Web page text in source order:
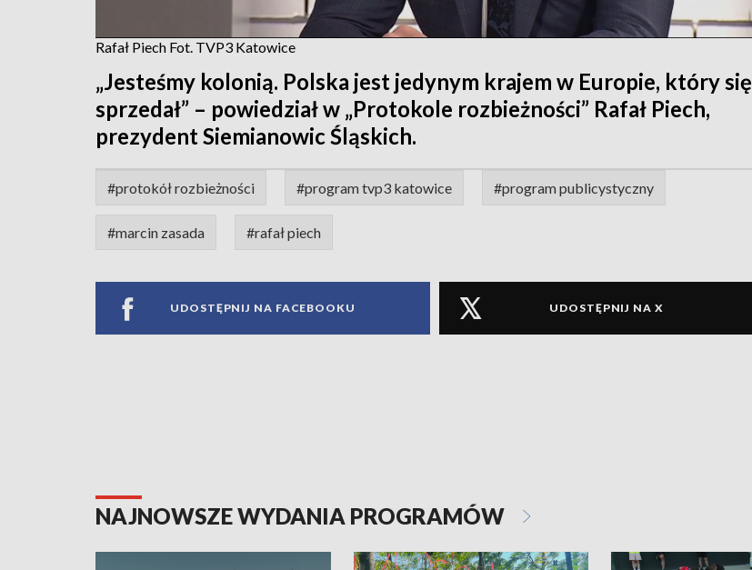
Rafał Piech Fot. TVP3 Katowice
„Jesteśmy kolonią. Polska jest jedynym krajem w Europie, który się
sprzedał” – powiedział w „Protokole rozbieżności” Rafał Piech,
prezydent Siemianowic Śląskich.
#protokół rozbieżności #program tvp3 katowice #program publicystyczny
#marcin zasada #rafał piech
UDOSTĘPNIJ NA FACEBOOKU UDOSTĘPNIJ NA X
NAJNOWSZE WYDANIA PROGRAMÓW